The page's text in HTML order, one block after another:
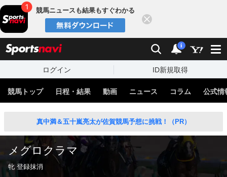
競馬ニュースも結果もすぐわかる
検索 通知
i
ログイン ID新規取得
競馬トップ 日程・結果 動画 ニュース コラム 公式情
真中満＆五十嵐亮太が佐賀競馬予想に挑戦！（PR）
メグロクラマ
牝 登録抹消